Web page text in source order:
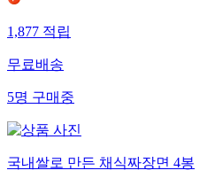
1,877적립
무료배송
5명구매중
국내쌀로 만든 채식짜장면 4봉